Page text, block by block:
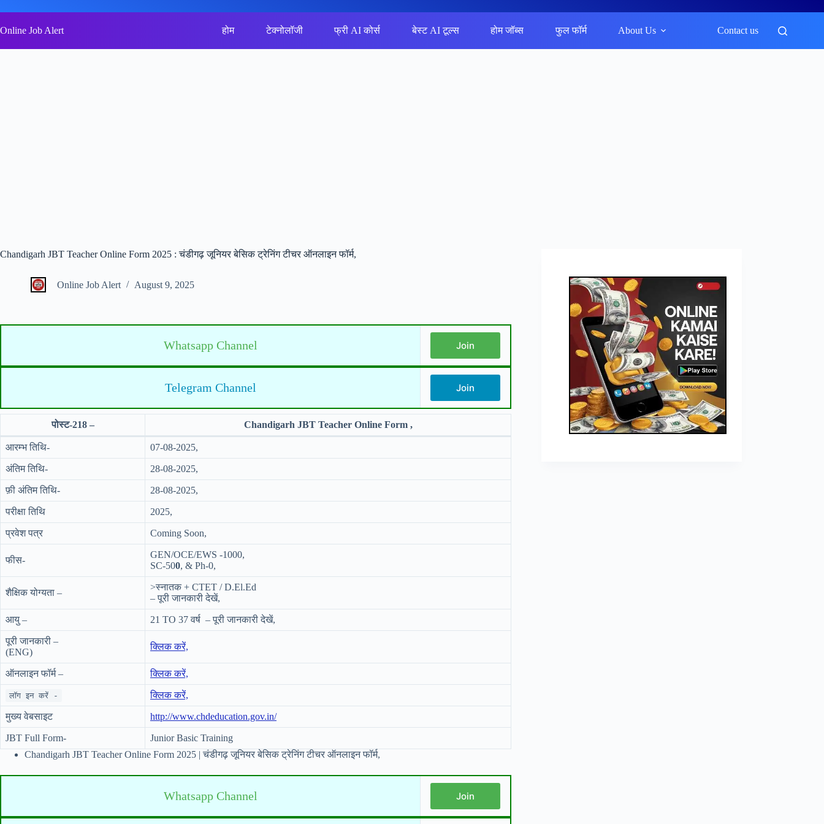
to
content
Online Job Alert होम टेक्नोलॉजी फ्री AI कोर्स बेस्ट AI टूल्स होम जॉब्स फुल फॉर्म About Us Contact us
Chandigarh JBT Teacher Online Form 2025 : चंडीगढ़ जूनियर बेसिक ट्रेनिंग टीचर ऑनलाइन फॉर्म,
Online Job Alert August 9, 2025
Whatsapp Channel Join
Telegram Channel Join
पोस्ट-218 – Chandigarh JBT Teacher Online Form ,
आरम्भ तिथि- 07-08-2025,
अंतिम तिथि- 28-08-2025,
फ़ी अंतिम तिथि- 28-08-2025,
परीक्षा तिथि 2025,
प्रवेश पत्र Coming Soon,
फीस-
GEN/OCE/EWS -1000,
SC-500, & Ph-0,
शैक्षिक योग्यता –
>स्नातक + CTET / D.El.Ed
– पूरी जानकारी देखें,
आयु – 21 TO 37 वर्ष – पूरी जानकारी देखें,
पूरी जानकारी –
(ENG)
क्लिक करें,
ऑनलाइन फॉर्म – क्लिक करें,
लॉग इन करें - क्लिक करें,
मुख्य वेबसाइट http://www.chdeducation.gov.in/
JBT Full Form-
Junior Basic Training
Chandigarh JBT Teacher Online Form 2025 | चंडीगढ़ जूनियर बेसिक ट्रेनिंग टीचर ऑनलाइन फॉर्म,
Whatsapp Channel Join